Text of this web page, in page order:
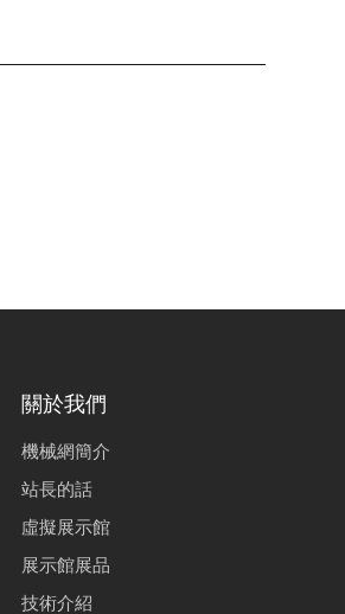
關於我們
機械網簡介
站長的話
虛擬展示館
展示館展品
技術介紹